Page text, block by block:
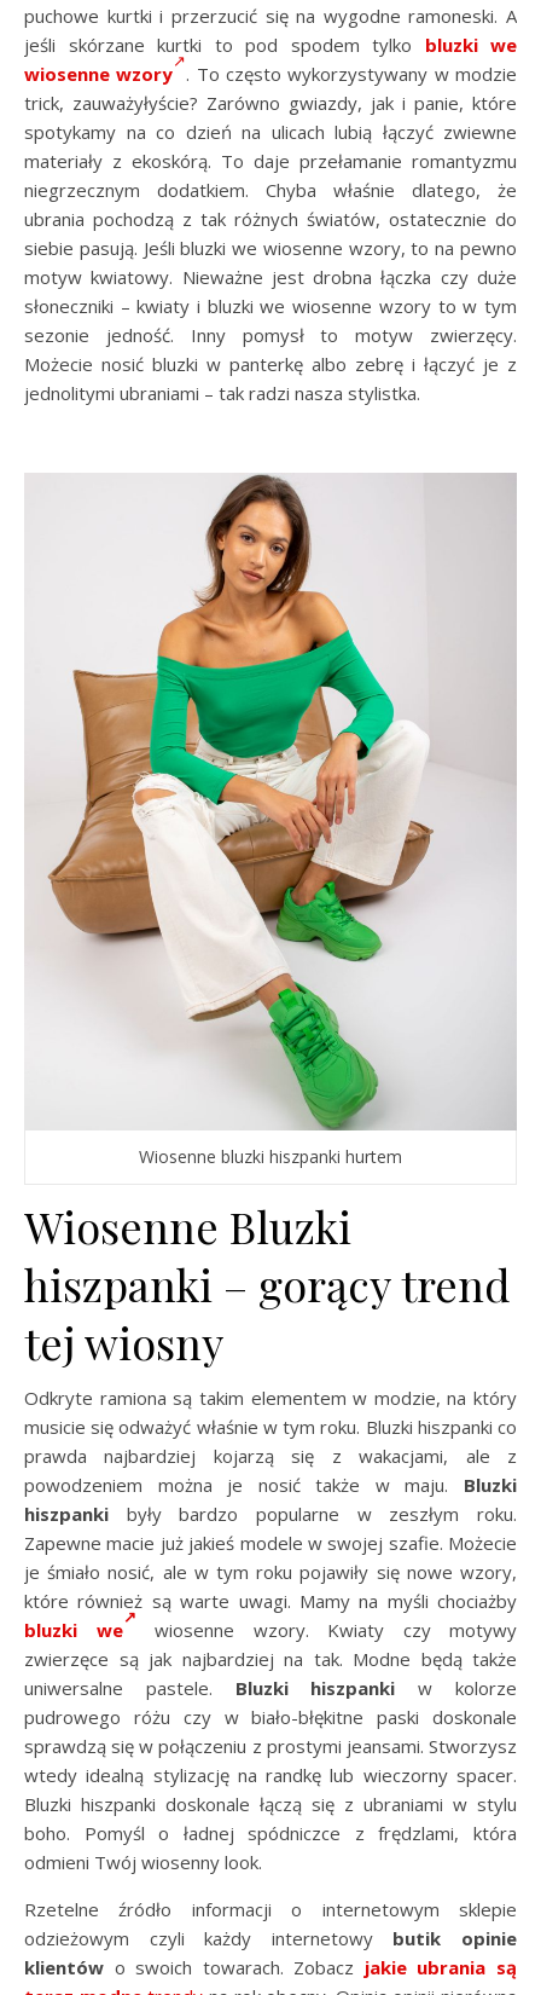
puchowe kurtki i przerzucić się na wygodne ramoneski. A
jeśli skórzane kurtki to pod spodem tylko bluzki we
wiosenne wzory . To często wykorzystywany w modzie
trick, zauważyłyście? Zarówno gwiazdy, jak i panie, które
spotykamy na co dzień na ulicach lubią łączyć zwiewne
materiały z ekoskórą. To daje przełamanie romantyzmu
niegrzecznym dodatkiem. Chyba właśnie dlatego, że
ubrania pochodzą z tak różnych światów, ostatecznie do
siebie pasują. Jeśli bluzki we wiosenne wzory, to na pewno
motyw kwiatowy. Nieważne jest drobna łączka czy duże
słoneczniki – kwiaty i bluzki we wiosenne wzory to w tym
sezonie jedność. Inny pomysł to motyw zwierzęcy.
Możecie nosić bluzki w panterkę albo zebrę i łączyć je z
jednolitymi ubraniami – tak radzi nasza stylistka.
Wiosenne bluzki hiszpanki hurtem
Wiosenne Bluzki
hiszpanki – gorący trend
tej wiosny
Odkryte ramiona są takim elementem w modzie, na który
musicie się odważyć właśnie w tym roku. Bluzki hiszpanki co
prawda najbardziej kojarzą się z wakacjami, ale z
powodzeniem można je nosić także w maju. Bluzki
hiszpanki były bardzo popularne w zeszłym roku.
Zapewne macie już jakieś modele w swojej szafie. Możecie
je śmiało nosić, ale w tym roku pojawiły się nowe wzory,
które również są warte uwagi. Mamy na myśli chociażby
bluzki we
wiosenne wzory. Kwiaty czy motywy
zwierzęce są jak najbardziej na tak. Modne będą także
uniwersalne pastele. Bluzki hiszpanki w kolorze
pudrowego różu czy w biało-błękitne paski doskonale
sprawdzą się w połączeniu z prostymi jeansami. Stworzysz
wtedy idealną stylizację na randkę lub wieczorny spacer.
Bluzki hiszpanki doskonale łączą się z ubraniami w stylu
boho. Pomyśl o ładnej spódniczce z frędzlami, która
odmieni Twój wiosenny look.
Rzetelne źródło informacji o internetowym sklepie
odzieżowym czyli każdy internetowy butik opinie
klientów o swoich towarach. Zobacz jakie ubrania są